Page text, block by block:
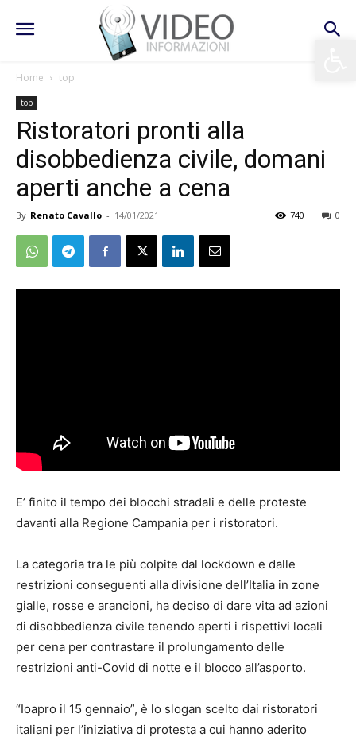
Home top
top
Ristoratori pronti alla
disobbedienza civile, domani
aperti anche a cena
By Renato Cavallo - 14/01/2021 0
740
E’ finito il tempo dei blocchi stradali e delle proteste
davanti alla Regione Campania per i ristoratori.
La categoria tra le più colpite dal lockdown e dalle
restrizioni conseguenti alla divisione dell’Italia in zone
gialle, rosse e arancioni, ha deciso di dare vita ad azioni
di disobbedienza civile tenendo aperti i rispettivi locali
per cena per contrastare il prolungamento delle
restrizioni anti-Covid di notte e il blocco all’asporto.
“Ioapro il 15 gennaio”, è lo slogan scelto dai ristoratori
italiani per l’iniziativa di protesta a cui hanno aderito